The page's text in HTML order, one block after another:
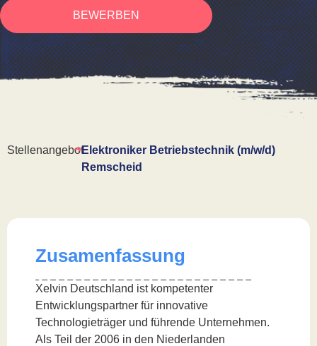
BEWERBEN
StellenangebotElektroniker Betriebstechnik (m/w/d)
Remscheid
Zusamenfassung
Xelvin Deutschland ist kompetenter
Entwicklungspartner für innovative
Technologieträger und führende Unternehmen.
Als Teil der 2006 in den Niederlanden